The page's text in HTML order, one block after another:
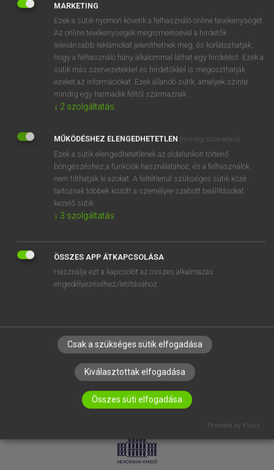
SZOTAR.NET APPLIKÁCIÓ
MICROSOFT OFFICE BŐVÍTMÉNY
BEÉPÜLŐ SZÓTÁRMODUL
ONLINE NYELVVIZSGA
EGYÉNI FELHASZNÁLÓKNAK
TANULÓKNAK
OKTATÁSI INTÉZMÉNYEKNEK
VÁLLALATI MEGOLDÁSOK
RÓLUNK
ELÉRHETŐSÉG
SÜTI BEÁLLÍTÁSOK
LICENCSZERZŐDÉS ADATVÉDELEM
MARKETING
Ezek a sütik nyomon követik a felhasználó online tevékenységét.
Az online tevékenységek megismerésével a hirdetők
relevánsabb reklámokat jeleníthetnek meg, és korlátozhatják,
hogy a felhasználó hány alkalommal láthat egy hirdetést. Ezek a
sütik más szervezetekkel és hirdetőkkel is megoszthatják
ezeket az információkat. Ezek állandó sütik, amelyek szinte
mindig egy harmadik féltől származnak.
↓ 2 szolgáltatás
MŰKÖDÉSHEZ ELENGEDHETETLEN (mindig szükséges)
Ezek a sütik elengedhetetlenek az oldalunkon történő
böngészéshez,a funkciók használatához, és a felhasználók
nem tilthatják le azokat. A feltétlenül szükséges sütik közé
tartoznak többek között a személyre szabott beállításokat
kezelő sütik.
↓ 3 szolgáltatás
ÖSSZES APP ÁTKAPCSOLÁSA
Használja ezt a kapcsolót az összes alkalmazás
engedélyezéséhez/letiltásához.
Csak a szükséges sütik elfogadása
Kiválasztottak elfogadása
Összes süti elfogadása
Powered by Klaro!